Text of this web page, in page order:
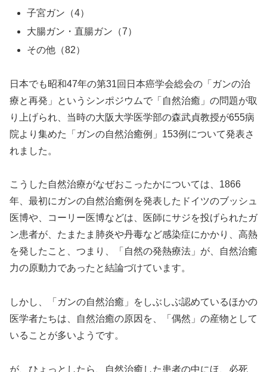
子宮ガン（4）
大腸ガン・直腸ガン（7）
その他（82）
日本でも昭和47年の第31回日本癌学会総会の「ガンの治
療と再発」というシンポジウムで「自然治癒」の問題が取
り上げられ、当時の大阪大学医学部の森武貞教授が655病
院より集めた「ガンの自然治癒例」153例について発表さ
れました。
こうした自然治療がなぜおこったかについては、1866
年、最初にガンの自然治癒例を発表したドイツのブッシュ
医博や、コーリー医博などは、医師にサジを投げられたガ
ン患者が、たまたま肺炎や丹毒など感染症にかかり、高熱
を発したこと、つまり、「自然の発熱療法」が、自然治癒
力の原動力であったと結論づけています。
しかし、「ガンの自然治癒」をしぶしぶ認めているほかの
医学者たちは、自然治癒の原因を、「偶然」の産物として
いることが多いようです。
が、ひょっとしたら、自然治癒した患者の中にほ、必死